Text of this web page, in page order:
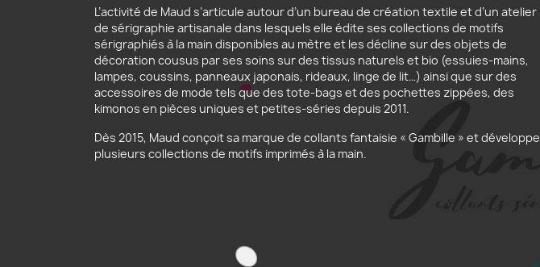
L’activité de Maud s’articule autour d’un bureau de création textile et d’un atelier
de sérigraphie artisanale dans lesquels elle édite ses collections de motifs
sérigraphiés à la main disponibles au mètre et les décline sur des objets de
décoration cousus par ses soins sur des tissus naturels et bio (essuies-mains,
lampes, coussins, panneaux japonais, rideaux, linge de lit…) ainsi que sur des
accessoires de mode tels que des tote-bags et des pochettes zippées, des
kimonos en pièces uniques et petites-séries depuis 2011.
Dès 2015, Maud conçoit sa marque de collants fantaisie « Gambille » et développe
plusieurs collections de motifs imprimés à la main.